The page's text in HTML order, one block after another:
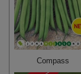
Compass